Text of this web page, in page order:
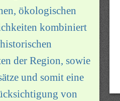
ökologischen
kombiniert
der Region, sowie
und somit eine
von